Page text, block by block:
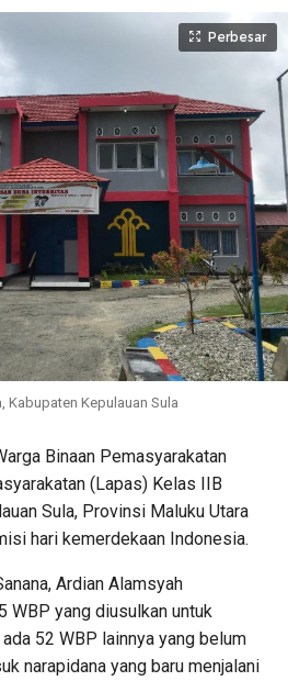
Perbesar
Kabupaten Kepulauan Sula
Binaan Pemasyarakatan
(Lapas) Kelas IIB
Sula, Provinsi Maluku Utara
hari kemerdekaan Indonesia.
Ardian Alamsyah
WBP yang diusulkan untuk
52 WBP lainnya yang belum
narapidana yang baru menjalani